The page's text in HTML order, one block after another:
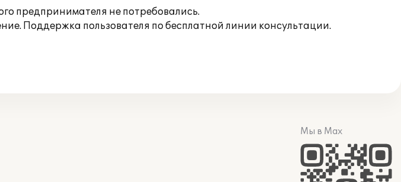
предпринимателя не потребовались.
Поддержка пользователя по бесплатной линии консультации.
Мы в Max